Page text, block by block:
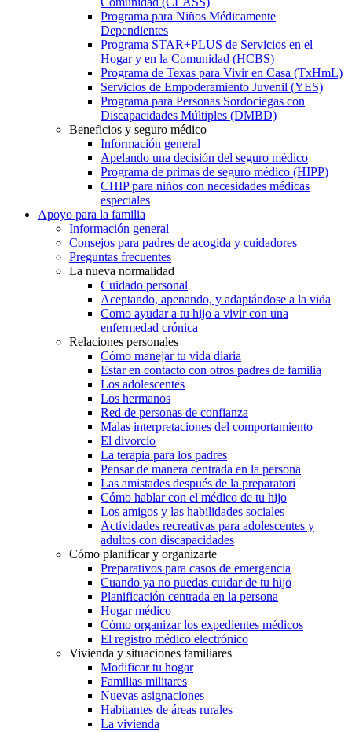
Programa para Niños Médicamente
Dependientes
Programa STAR+PLUS de Servicios en el
Hogar y en la Comunidad (HCBS)
Programa de Texas para Vivir en Casa (TxHmL)
Servicios de Empoderamiento Juvenil (YES)
Programa para Personas Sordociegas con
Discapacidades Múltiples (DMBD)
Beneficios y seguro médico
Información general
Apelando una decisión del seguro médico
Programa de primas de seguro médico (HIPP)
CHIP para niños con necesidades médicas
especiales
Apoyo para la familia
Información general
Consejos para padres de acogida y cuidadores
Preguntas frecuentes
La nueva normalidad
Cuidado personal
Aceptando, apenando, y adaptándose a la vida
Como ayudar a tu hijo a vivir con una
enfermedad crónica
Relaciones personales
Cómo manejar tu vida diaria
Estar en contacto con otros padres de familia
Los adolescentes
Los hermanos
Red de personas de confianza
Malas interpretaciones del comportamiento
El divorcio
La terapia para los padres
Pensar de manera centrada en la persona
Las amistades después de la preparatori
Cómo hablar con el médico de tu hijo
Los amigos y las habilidades sociales
Actividades recreativas para adolescentes y
adultos con discapacidades
Cómo planificar y organizarte
Preparativos para casos de emergencia
Cuando ya no puedas cuidar de tu hijo
Planificación centrada en la persona
Hogar médico
Cómo organizar los expedientes médicos
El registro médico electrónico
Vivienda y situaciones familiares
Modificar tu hogar
Familias militares
Nuevas asignaciones
Habitantes de áreas rurales
La vivienda